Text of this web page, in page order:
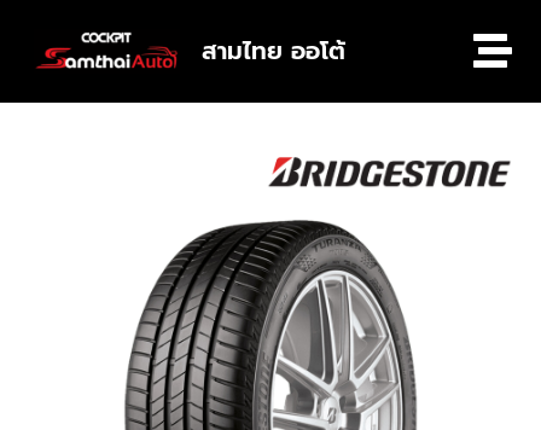
สามไทย ออโต้